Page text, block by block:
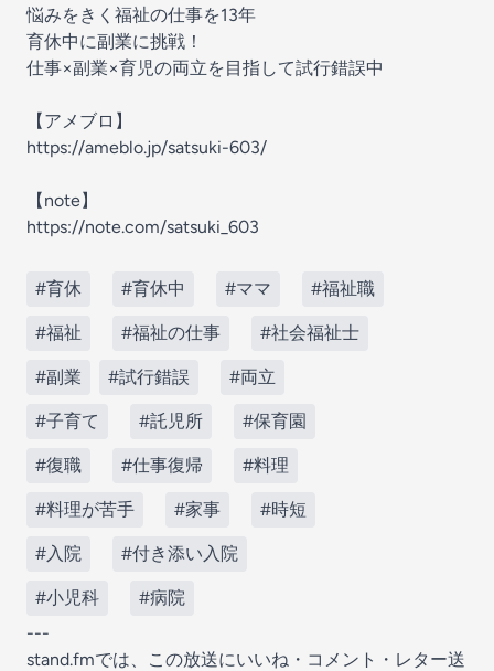
悩みをきく福祉の仕事を13年
育休中に副業に挑戦！
仕事×副業×育児の両立を目指して試行錯誤中
【アメブロ】
https://ameblo.jp/satsuki-603/
【note】
https://note.com/satsuki_603
#育休 #育休中 #ママ #福祉職
#福祉 #福祉の仕事 #社会福祉士
#副業 #試行錯誤 #両立
#子育て #託児所 #保育園
#復職 #仕事復帰 #料理
#料理が苦手 #家事 #時短
#入院 #付き添い入院
#小児科
#病院
---
stand.fmでは、この放送にいいね・コメント・レター送